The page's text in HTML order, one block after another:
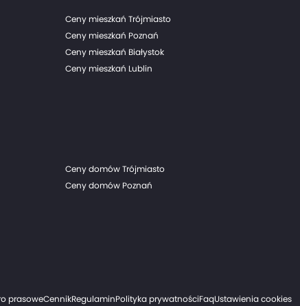
Ceny mieszkań Trójmiasto
Ceny mieszkań Poznań
Ceny mieszkań Białystok
Ceny mieszkań Lublin
Ceny domów Trójmiasto
Ceny domów Poznań
prasoweCennikRegulaminPolityka prywatnościFaqUstawienia cookies